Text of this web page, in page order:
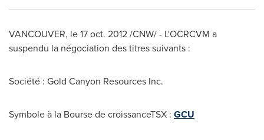
VANCOUVER, le17 oct. 2012/CNW/ - L'OCRCVM a
suspendu la négociation des titres suivants :
Société : Gold Canyon Resources Inc.
Symbole à la Bourse de croissanceTSX : GCU